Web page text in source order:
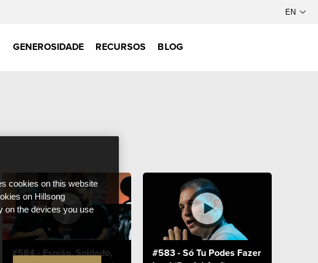
GENEROSIDADE RECURSOS BLOG
#584 - Espião, Soldado,
#583 - Só Tu Podes Fazer
cookies on this website
on Hillsong
on the devices you use